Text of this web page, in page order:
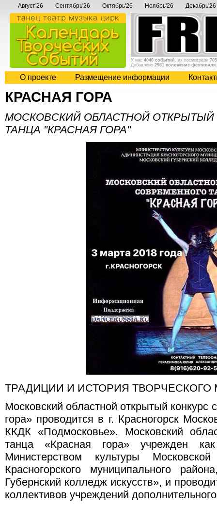
Август'26 Сентябрь'26 Октябрь'26 Ноябрь'26 Декабрь'26
У нас 4040 событий , их посмотрели
Добавлено 2961 положение фестиваля
О проекте Размещение информации
КРАСНАЯ ГОРА
МОСКОВСКИЙ ОБЛАСТНОЙ
ТАНЦА "КРАСНАЯ ГОРА"
ТРАДИЦИИ И ИСТОРИЯ
Московский областной открытый конкурс
гора» проводится в г. Красногорск
ККДК «Подмосковье». Московский
танца «Красная гора» учрежден
Министерством культуры
Красногорского муниципального
Губернский колледж искусств», и
коллективов учреждений